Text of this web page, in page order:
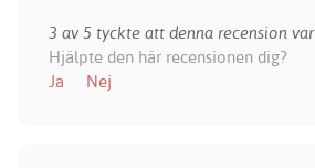
3 av 5 tyckte att denna recension
Hjälpte den här recensionen dig?
Ja
Nej